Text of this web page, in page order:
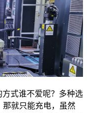
式谁不爱呢？多种选
那就只能充电，虽然